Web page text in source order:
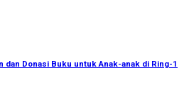
dan Donasi Buku untuk Anak-anak di Ring-1